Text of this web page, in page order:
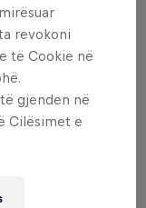
revokoni
të Cookie në
gjenden në
Cilësimet e